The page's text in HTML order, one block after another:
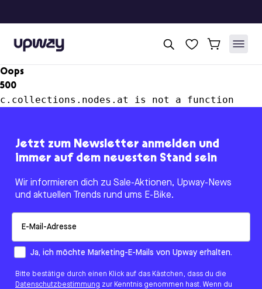
Upway
Oops
500
c.collections.nodes.at is not a function
Jetzt zum Newsletter anmelden und
immer auf dem neuesten Stand sein
Wir informieren dich zu Sale-Aktionen, Upway-News
und aktuellen Trends rund ums E-Bike.
How would you like to hear from us?
Ja, ich möchte Marketing-E-Mails von Upway erhalten.
Bitte bestätige durch einen Klick auf das Kästchen, dass du die
Datenschutzbestimmung zur Kenntnis genommen hast. Wenn du